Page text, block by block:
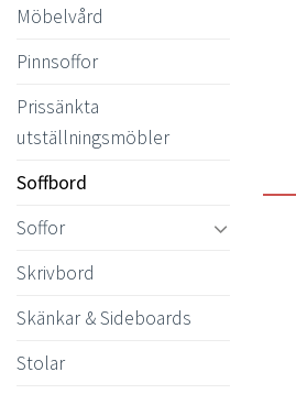
Möbelvård
Pinnsoffor
Prissänkta
utställningsmöbler
Soffbord
Soffor
Skrivbord
Skänkar & Sideboards
Stolar